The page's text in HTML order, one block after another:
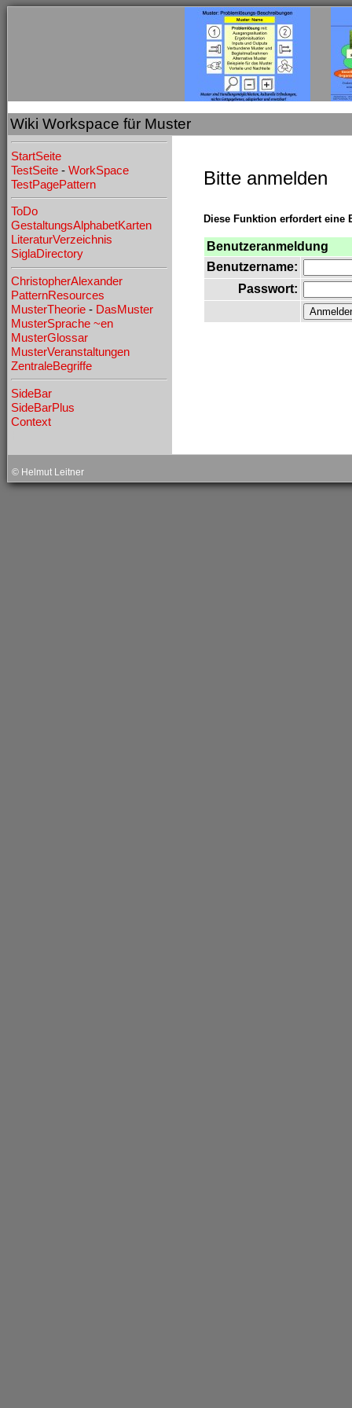
Wiki Workspace für Muster
StartSeite
TestSeite- WorkSpace
TestPagePattern
ToDo
GestaltungsAlphabetKarten
LiteraturVerzeichnis
SiglaDirectory
ChristopherAlexander
PatternResources
MusterTheorie- DasMuster
MusterSprache ~en
MusterGlossar
MusterVeranstaltungen
ZentraleBegriffe
SideBar
SideBarPlus
Context
Bitte anmelden
Diese Funktion erfordert eine
Benutzeranmeldung
Benutzername:
Passwort:
© Helmut Leitner